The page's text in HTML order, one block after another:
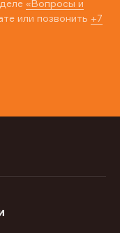
«Вопросы и
или позвонить +7